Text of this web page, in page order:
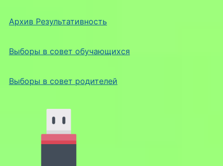
Архив Результативность
Выборы в совет обучающихся
Выборы в совет родителей